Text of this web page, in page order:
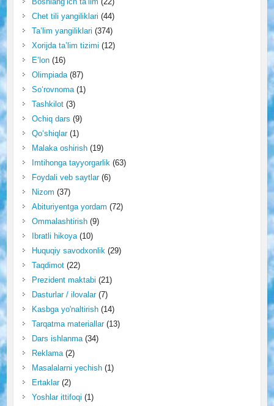
Chet tili yangiliklari (44)
Ta’lim yangiliklari (374)
Xorijda ta’lim tizimi (12)
E’lon(16)
Olimpiada(87)
So‘rovnoma(1)
Tashkilot(3)
Ochiq dars (9)
Qo‘shiqlar(1)
Malaka oshirish(19)
Imtihonga tayyorgarlik (63)
Foydali veb saytlar(6)
Nizom (37)
Abituriyentga yordam (72)
Ommalashtirish(9)
Ibratli hikoya(10)
Huquqiy savodxonlik (29)
Taqdimot(22)
Prezident maktabi (21)
Dasturlar / ilovalar(7)
Kasbga yo'naltirish(14)
Tarqatma materiallar(13)
Dars ishlanma(34)
Reklama(2)
Masalalarni yechish(1)
Ertaklar(2)
Yoshlar ittifoqi (1)